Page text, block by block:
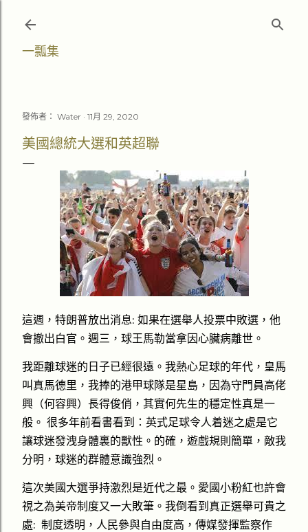
一瓢集
發佈者： Water 11月 29, 2020
美國總統大選和英超聯
這週，特朗普放出消息: 如果在選舉人投票中敗選，他
會撤出白官。週三，球王馬勒當拿因心臟病離世。
我距離球迷的日子已經很遠。我熱心足球的年代，皇馬
叫真馬德里，我捧的港甲球隊是星島，因為守門員高佬
興（何容興）長得俊俏，其實何先生的穩定性真是一
般。 很多年前看書看到：英式足球令人着迷之處是它
讓球迷發洩身體裏的獸性。的確，遊戲規則簡單，敵我
分明，球迷的群體意識強烈。
這次美國大選爭持激烈是近代之最。愛國小粉紅也許會
視之為美帝制度又一大敗筆。我倒看到真正選舉可貴之
處: 制度透明，人民參與自由度高，傳媒發揮監察作